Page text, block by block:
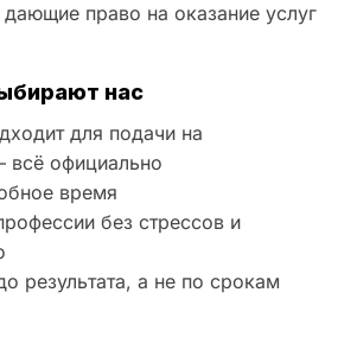
право на оказание услуг
нас
для подачи на
всё официально
время
без стрессов и
результата, а не по срокам